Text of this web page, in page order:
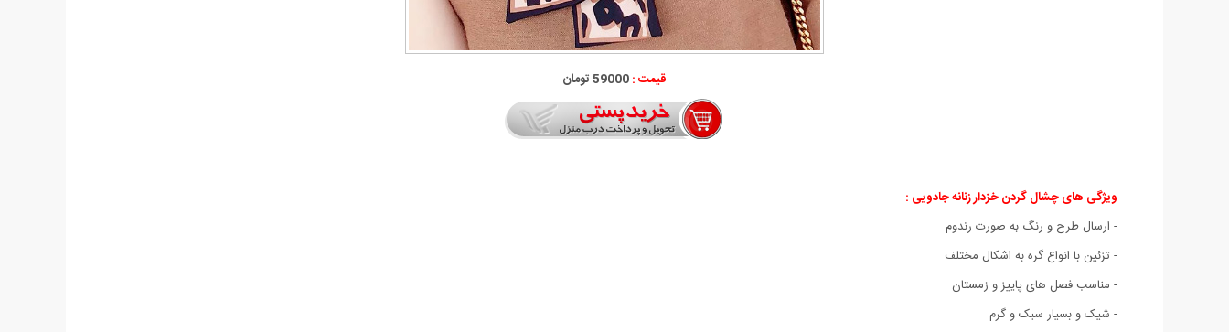
قیمت :59000 تومان
ویژگی های چشال گردن خزدار زنانه جادویی :
- ارسال طرح و رنگ به صورت رندوم
- تزئین با انواع گره به اشکال مختلف
- مناسب فصل های پاییز و زمستان
- شیک و بسیار سبک و گرم